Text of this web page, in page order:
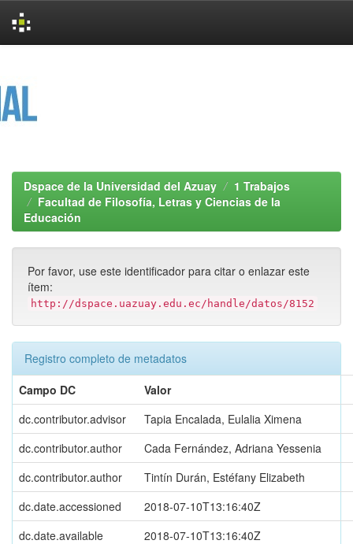
Dspace de la Universidad del Azuay
1 Trabajos
Facultad de Filosofía, Letras y Ciencias de la
Educación
Por favor, use este identificador para citar o enlazar este
ítem:
http://dspace.uazuay.edu.ec/handle/datos/8152
Registro completo de metadatos
Campo DC
Valor
dc.contributor.advisor
Tapia Encalada, Eulalia Ximena
dc.contributor.author
Cada Fernández, Adriana Yessenia
dc.contributor.author
Tintín Durán, Estéfany Elizabeth
dc.date.accessioned
2018-07-10T13:16:40Z
dc.date.available
2018-07-10T13:16:40Z